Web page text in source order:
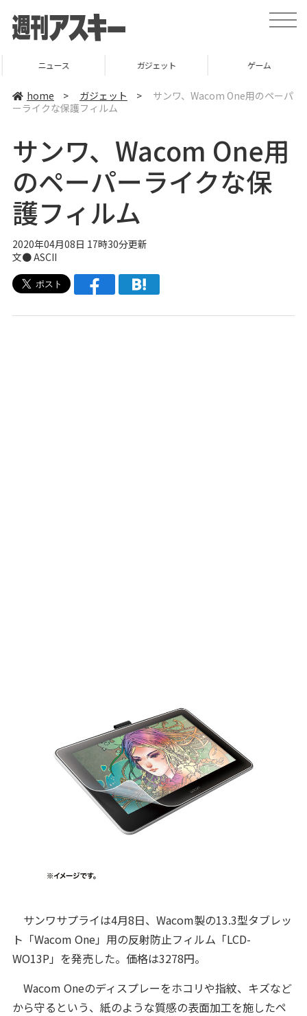
t
o
v
t
i
o
ニュース ガジェット ゲーム
home > ガジェット >
サンワ、Wacom One用のペーパ
ーライクな保護フィルム
サンワ、Wacom One用
のペーパーライクな保
護フィルム
2020年04月08日 17時30分更新
文● ASCII
サンワサプライは4月8日、Wacom製の13.3型タブレッ
ト「Wacom One」用の反射防止フィルム「LCD-
WO13P」を発売した。価格は3278円。
Wacom Oneのディスプレーをホコリや指紋、キズなど
から守るという、紙のような質感の表面加工を施したペ